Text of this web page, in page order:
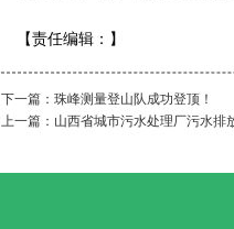
【责任编辑： 】
下一篇： 珠峰测量登山队成功登顶！
上一篇： 山西省城市污水处理厂污水排